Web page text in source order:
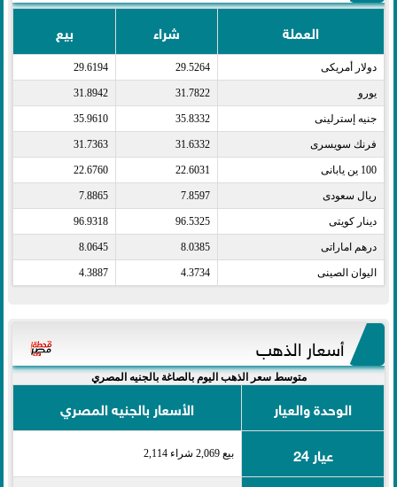
العملة شراء بيع
دولار أمريكى​ 29.5264
29.6194
يورو​ 31.7822
31.8942
جنيه إسترلينى​ 35.8332
35.9610
فرنك سويسرى​ 31.6332
31.7363
100 ين يابانى​ 22.6031
22.6760
ريال سعودى​ 7.8597
7.8865
دينار كويتى​ 96.5325
96.9318
درهم اماراتى​ 8.0385
8.0645
اليوان الصينى​ 4.3734
4.3887
أسعار الذهب
متوسط سعر الذهب اليوم بالصاغة بالجنيه المصري
الوحدة والعيار
الأسعار بالجنيه المصري
عيار 24
بيع 2,069 شراء 2,114